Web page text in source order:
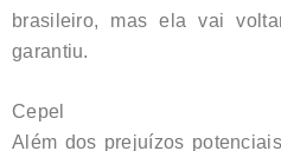
brasileiro, mas ela vai
garantiu.
Cepel
Além dos prejuízos